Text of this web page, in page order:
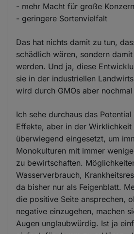
- mehr Macht für große
- geringere Sortenvielfalt
Das hat nichts damit zu tun,
schädlich wären, sondern
werden. Und ja, diese
sie in der industriellen
wird durch GMOs aber
Ich sehe durchaus das
Effekte, aber in der Wirklichkeit
überwiegend eingesetzt, um
Monokulturen mit immer
zu bewirtschaften.
Wasserverbrauch,
da bisher nur als Feigenblatt.
die positive Seite ansprechen,
negative einzugehen, machen
Augen unglaubwürdig. Ist ja